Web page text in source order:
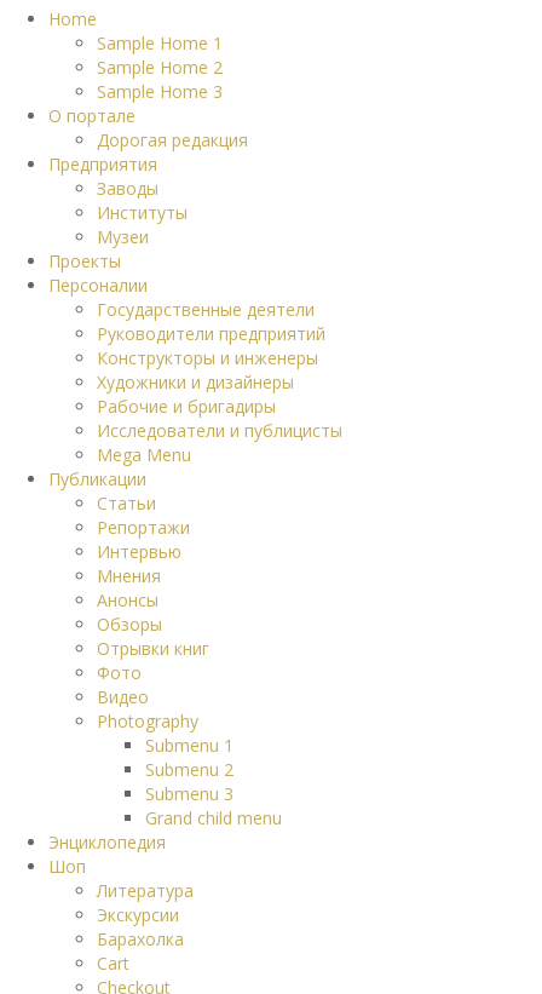
Home
Sample Home 1
Sample Home 2
Sample Home 3
О портале
Дорогая редакция
Предприятия
Заводы
Институты
Музеи
Проекты
Персоналии
Государственные деятели
Руководители предприятий
Конструкторы и инженеры
Художники и дизайнеры
Рабочие и бригадиры
Исследователи и публицисты
Mega Menu
Публикации
Статьи
Репортажи
Интервью
Мнения
Анонсы
Обзоры
Отрывки книг
Фото
Видео
Photography
Submenu 1
Submenu 2
Submenu 3
Grand child menu
Энциклопедия
Шоп
Литература
Экскурсии
Барахолка
Cart
Checkout